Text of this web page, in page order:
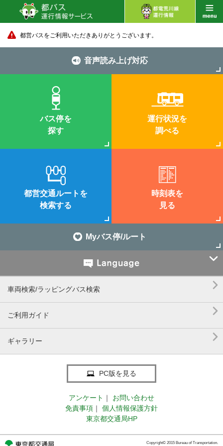
都営バスをご利用いただきありがとうございます。
音声読み上げ対応
バス停を
探す
運行状況を
調べる
都営交通ルートを
検索する
時刻表を
見る
Myバス停/ルート

車両検索/ラッピングバス検索 
ご利用ガイド 
ギャラリー 
PC版を見る
アンケート ｜
お問い合わせ
免責事項 ｜
個人情報保護方針
東京都交通局HP
Copyright© 2015 Bureau of Transportation.